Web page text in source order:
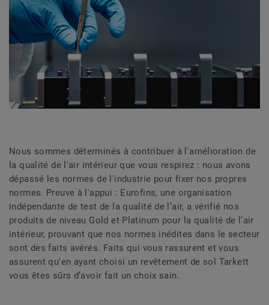
Nous sommes déterminés à contribuer à l'amélioration de
la qualité de l'air intérieur que vous respirez : nous avons
dépassé les normes de l'industrie pour fixer nos propres
normes. Preuve à l'appui : Eurofins, une organisation
indépendante de test de la qualité de l’air, a vérifié nos
produits de niveau Gold et Platinum pour la qualité de l’air
intérieur, prouvant que nos normes inédites dans le secteur
sont des faits avérés. Faits qui vous rassurent et vous
assurent qu'en ayant choisi un revêtement de sol Tarkett
vous êtes sûrs d’avoir fait un choix sain.